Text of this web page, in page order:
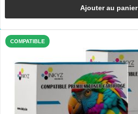
Ajouter au panier
COMPATIBLE